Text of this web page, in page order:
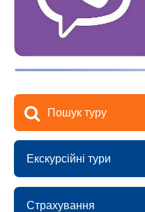
Пошук туру
Екскурсійні тури
Страхування